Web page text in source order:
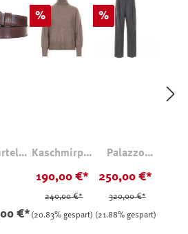
€*
Rabatt
%
Kaschmirpul
Mareine
190,00 €*
240,00 €*
(20.83% gespart)
Rabatt
%
Palazzo
250,00 €*
320,00 €*
(21.88% gespart)